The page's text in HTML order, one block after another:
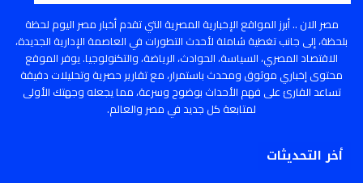
مصر الان .. أبرز المواقع الإخبارية المصرية التي تقدم أخبار مصر اليوم لحظة
بلحظة، إلى جانب تغطية شاملة لأحدث التطورات في العاصمة الإدارية الجديدة،
الاقتصاد المصري، السياسة، الحوادث، الرياضة، والتكنولوجيا. يوفر الموقع
محتوى إخباري موثوق ومحدث باستمرار، مع تقارير حصرية وتحليلات دقيقة
تساعد القارئ على فهم الأحداث بوضوح وسرعة، مما يجعله وجهتك الأولى
لمتابعة كل جديد في مصر والعالم.
أخر التحديثات